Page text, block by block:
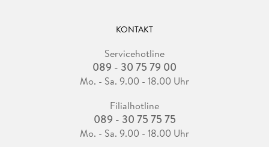
KONTAKT
Servicehotline
089 - 30 75 79 00
Mo. - Sa. 9.00 - 18.00 Uhr
Filialhotline
089 - 30 75 75 75
Mo. - Sa. 9.00 - 18.00 Uhr